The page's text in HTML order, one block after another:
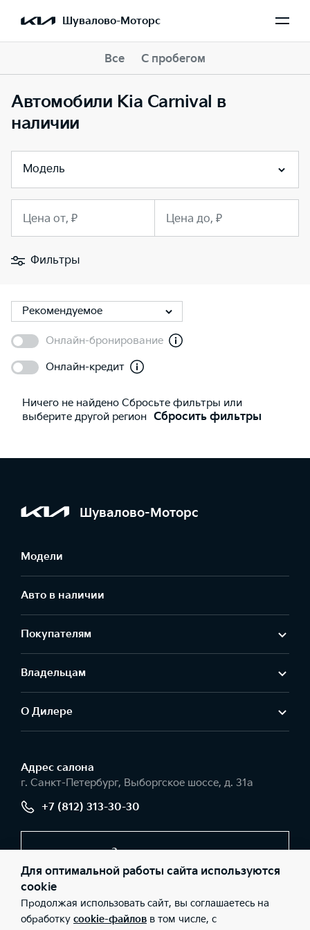
Шувалово-Моторс
Все С пробегом
Автомобили Kia Carnival в
наличии
Модель
Цена от, ₽ Цена до, ₽
Фильтры
Рекомендуемое
Онлайн-бронирование
Онлайн-кредит
Ничего не найдено Сбросьте фильтры или
выберите другой регион Сбросить фильтры
Шувалово-Моторс
Модели
Авто в наличии
Покупателям
Владельцам
О Дилере
Адрес салонa
г. Санкт-Петербург, Выборгское шоссе, д. 31а
+7 (812) 313-30-30
Заказать звонок
© 2026 Юридические лица ООО «Шувалово-Моторс»
(Фактический адрес: г. Санкт-Петербург, Выборгское шоссе, д.
31а; Телефон: +7 (812) 313-30-30; ИНН: 7802133664; ОГРН:
Для оптимальной работы сайта используются
cookie
Продолжая использовать сайт, вы соглашаетесь на
обработку cookie-файлов в том числе, с